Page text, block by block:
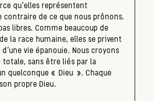
qu’elles représentent
contraire de ce que nous prônons.
libres. Comme beaucoup de
la race humaine, elles se privent
vie épanouie. Nous croyons
totale, sans être liés par la
quelconque « Dieu ». Chaque
propre Dieu.